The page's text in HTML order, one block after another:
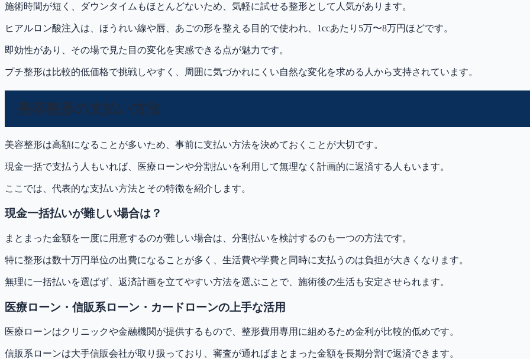
施術時間が短く、ダウンタイムもほとんどないため、気軽に試せる整形として人気があります。
ヒアルロン酸注入は、ほうれい線や唇、あごの形を整える目的で使われ、1ccあたり5万〜8万円ほどです。
即効性があり、その場で見た目の変化を実感できる点が魅力です。
プチ整形は比較的低価格で挑戦しやすく、周囲に気づかれにくい自然な変化を求める人から支持されています。
美容整形の支払い方法
美容整形は高額になることが多いため、事前に支払い方法を決めておくことが大切です。
現金一括で支払う人もいれば、医療ローンや分割払いを利用して無理なく計画的に返済する人もいます。
ここでは、代表的な支払い方法とその特徴を紹介します。
現金一括払いが難しい場合は？
まとまった金額を一度に用意するのが難しい場合は、分割払いを検討するのも一つの方法です。
特に整形は数十万円単位の出費になることが多く、生活費や学費と同時に支払うのは負担が大きくなります。
無理に一括払いを選ばず、返済計画を立てやすい方法を選ぶことで、施術後の生活も安定させられます。
医療ローン・信販系ローン・カードローンの上手な活用
医療ローンはクリニックや金融機関が提供するもので、整形費用専用に組めるため金利が比較的低めです。
信販系ローンは大手信販会社が取り扱っており、審査が通ればまとまった金額を長期分割で返済できます。